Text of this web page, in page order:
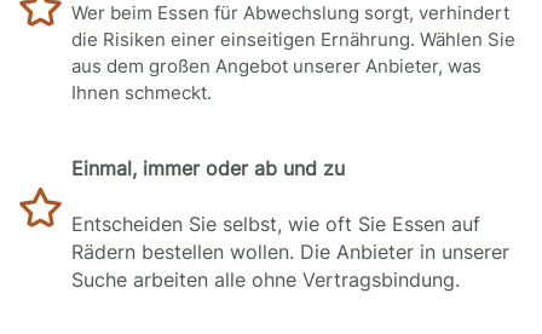
Wer beim Essen für Abwechslung sorgt, verhindert
die Risiken einer einseitigen Ernährung. Wählen Sie
aus dem großen Angebot unserer Anbieter, was
Ihnen schmeckt.
Einmal, immer oder ab und zu
Entscheiden Sie selbst, wie oft Sie Essen auf
Rädern bestellen wollen. Die Anbieter in unserer
Suche arbeiten alle ohne Vertragsbindung.